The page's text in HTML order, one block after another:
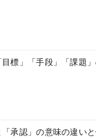
目標」「手段」「課題
「承認」の意味の違い